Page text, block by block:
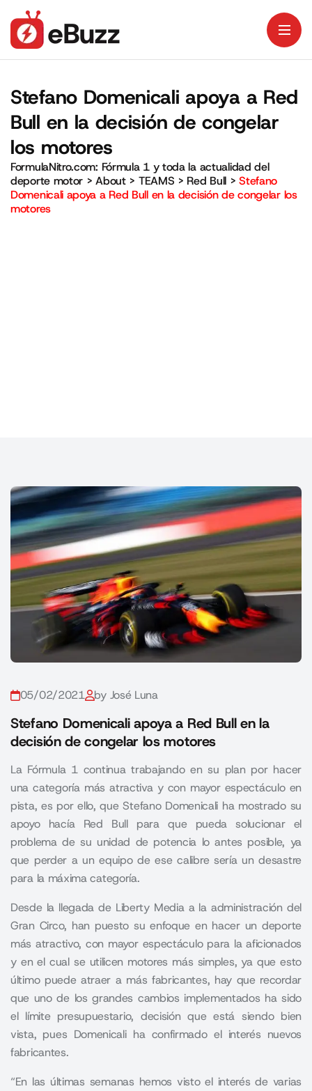
Stefano Domenicali apoya a Red
Bull en la decisión de congelar
los motores
FormulaNitro.com: Fórmula 1 y toda la actualidad del
deporte motor >About> TEAMS > Red Bull >Stefano
Domenicali apoya a Red Bull en la decisión de congelar los
motores
05/02/2021 by José Luna
Stefano Domenicali apoya a Red Bull en la
decisión de congelar los motores
La Fórmula 1 continua trabajando en su plan por hacer
una categoría más atractiva y con mayor espectáculo en
pista, es por ello, que Stefano Domenicali ha mostrado su
apoyo hacía Red Bull para que pueda solucionar el
problema de su unidad de potencia lo antes posible, ya
que perder a un equipo de ese calibre sería un desastre
para la máxima categoría.
Desde la llegada de Liberty Mediaa la administración del
Gran Circo, han puesto su enfoque en hacer un deporte
más atractivo, con mayor espectáculo para la aficionados
y en el cual se utilicen motores más simples, ya que esto
último puede atraer a más fabricantes, hay que recordar
que uno de los grandes cambios implementados ha sido
el límite presupuestario, decisión que está siendo bien
vista, pues Domenicali ha confirmado el interés nuevos
fabricantes.
“En las últimas semanas hemos visto el interés de varias